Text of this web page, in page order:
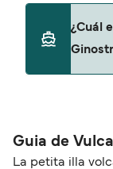
ferry.
mascotas y
puedes
¿Cuál
Guia de
La petita illa